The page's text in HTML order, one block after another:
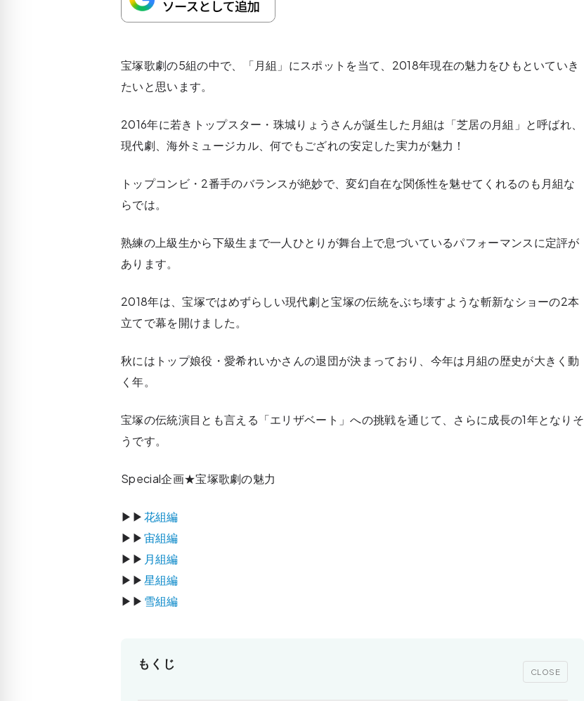
宝塚歌劇の5組の中で、「月組」にスポットを当て、2018年現在の魅力をひもといていき
たいと思います。
2016年に若きトップスター・珠城りょうさんが誕生した月組は「芝居の月組」と呼ばれ、
現代劇、海外ミュージカル、何でもござれの安定した実力が魅力！
トップコンビ・2番手のバランスが絶妙で、変幻自在な関係性を魅せてくれるのも月組な
らでは。
熟練の上級生から下級生まで一人ひとりが舞台上で息づいているパフォーマンスに定評が
あります。
2018年は、宝塚ではめずらしい現代劇と宝塚の伝統をぶち壊すような斬新なショーの2本
立てで幕を開けました。
秋にはトップ娘役・愛希れいかさんの退団が決まっており、今年は月組の歴史が大きく動
く年。
宝塚の伝統演目とも言える「エリザベート」への挑戦を通じて、さらに成長の1年となりそ
うです。
Special企画★宝塚歌劇の魅力
▶▶花組編
▶▶宙組編
▶▶ 月組編
▶▶星組編
▶▶ 雪組編
もくじ
CLOSE